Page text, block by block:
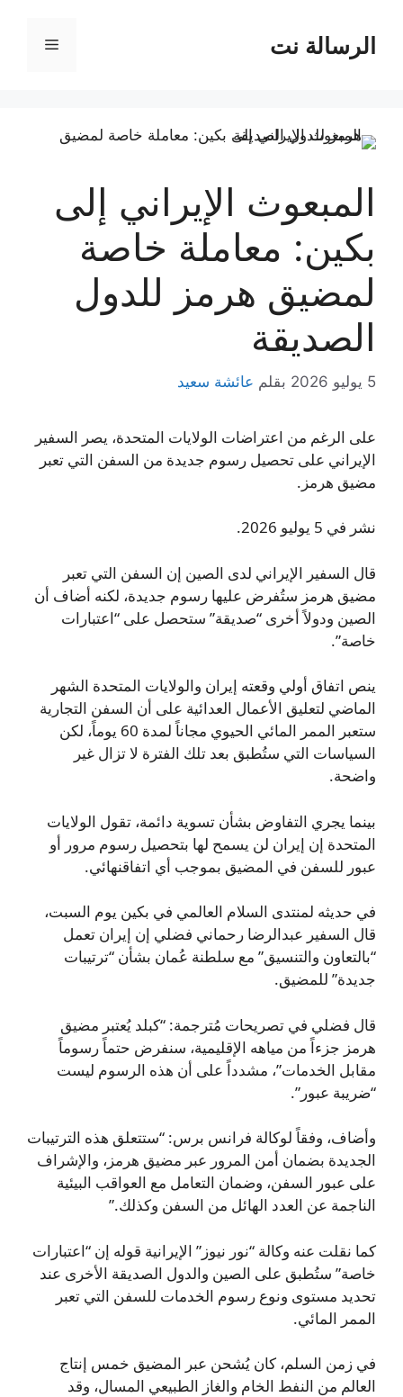
المحتوىالرسالة نت القائمة
المبعوث الإيراني إلى
بكين: معاملة خاصة
لمضيق هرمز للدول
الصديقة
5 يوليو 2026 بقلم عائشة سعيد
على الرغم من اعتراضات الولايات المتحدة، يصر السفير
الإيراني على تحصيل رسوم جديدة من السفن التي تعبر
مضيق هرمز.
نشر في 5 يوليو 2026.
قال السفير الإيراني لدى الصين إن السفن التي تعبر
مضيق هرمز ستُفرض عليها رسوم جديدة، لكنه أضاف أن
الصين ودولاً أخرى “صديقة” ستحصل على “اعتبارات
خاصة”.
ينص اتفاق أولي وقعته إيران والولايات المتحدة الشهر
الماضي لتعليق الأعمال العدائية على أن السفن التجارية
ستعبر الممر المائي الحيوي مجاناً لمدة 60 يوماً، لكن
السياسات التي ستُطبق بعد تلك الفترة لا تزال غير
واضحة.
بينما يجري التفاوض بشأن تسوية دائمة، تقول الولايات
المتحدة إن إيران لن يسمح لها بتحصيل رسوم مرور أو
عبور للسفن في المضيق بموجب أي اتفاقنهائي.
في حديثه لمنتدى السلام العالمي في بكين يوم السبت،
قال السفير عبدالرضا رحماني فضلي إن إيران تعمل
“بالتعاون والتنسيق” مع سلطنة عُمان بشأن “ترتيبات
جديدة” للمضيق.
قال فضلي في تصريحات مُترجمة: “كبلد يُعتبر مضيق
هرمز جزءاً من مياهه الإقليمية، سنفرض حتماً رسوماً
مقابل الخدمات”، مشدداً على أن هذه الرسوم ليست
“ضريبة عبور”.
وأضاف، وفقاً لوكالة فرانس برس: “ستتعلق هذه الترتيبات
الجديدة بضمان أمن المرور عبر مضيق هرمز، والإشراف
على عبور السفن، وضمان التعامل مع العواقب البيئية
الناجمة عن العدد الهائل من السفن وكذلك.”
كما نقلت عنه وكالة “نور نيوز” الإيرانية قوله إن “اعتبارات
خاصة” ستُطبق على الصين والدول الصديقة الأخرى عند
تحديد مستوى ونوع رسوم الخدمات للسفن التي تعبر
الممر المائي.
في زمن السلم، كان يُشحن عبر المضيق خمس إنتاج
العالم من النفط الخام والغاز الطبيعي المسال، وقد